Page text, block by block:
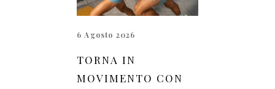
6 Agosto 2026
TORNA IN
MOVIMENTO CON